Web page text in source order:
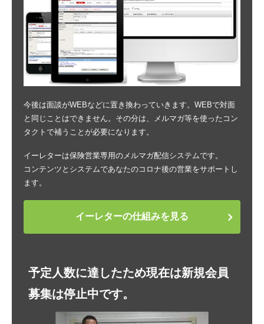
今後は面談がWEBなどに置き換わっていきます。WEBで対面
と同じことはできません。その分は、メルマガ等を使ったコン
タクトで補うことが必要になります。
イーレターは保険営業専用のメルマガ配信システムです。
コンテンツとシステムであなたのコロナ後の営業をサポートし
ます。
イーレターの仕組みを見る
予定人数に達したため現在は新規会員
募集は停止中です。